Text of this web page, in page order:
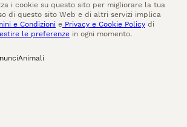
i cookie su questo sito per migliorare la tua
di questo sito Web e di altri servizi implica
e Condizioni e Privacy e Cookie Policy di
le preferenze in ogni momento.